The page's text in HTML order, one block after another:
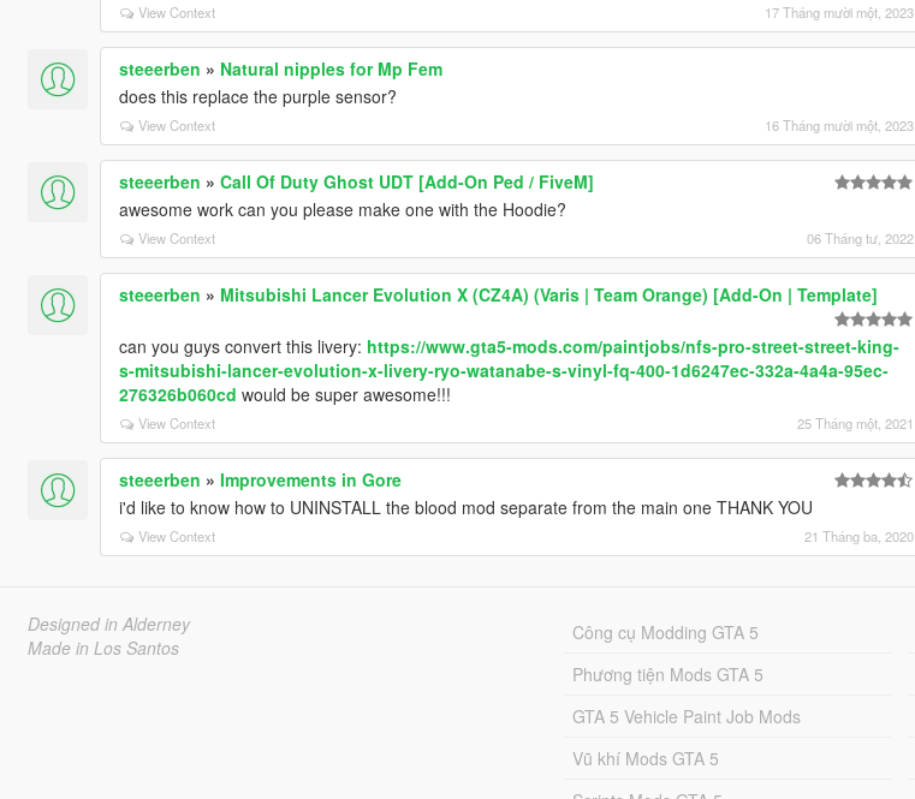
View Context 17 Tháng mười một, 2023
steeerben » Natural nipples for Mp Fem
does this replace the purple sensor?
View Context 16 Tháng mười một, 2023
steeerben » Call Of Duty Ghost UDT [Add-On Ped / FiveM]
awesome work can you please make one with the Hoodie?
View Context 06 Tháng tư, 2022
steeerben » Mitsubishi Lancer Evolution X (CZ4A) (Varis | Team Orange) [Add-On | Template]
can you guys convert this livery: https://www.gta5-mods.com/paintjobs/nfs-pro-street-street-king-
s-mitsubishi-lancer-evolution-x-livery-ryo-watanabe-s-vinyl-fq-400-1d6247ec-332a-4a4a-95ec-
276326b060cd would be super awesome!!!
View Context 25 Tháng một, 2021
steeerben » Improvements in Gore
i'd like to know how to UNINSTALL the blood mod separate from the main one THANK YOU
View Context 21 Tháng ba, 2020
Designed in Alderney
Made in Los Santos
Công cụ Modding GTA 5
Phương tiện Mods GTA 5
GTA 5 Vehicle Paint Job Mods
Vũ khí Mods GTA 5